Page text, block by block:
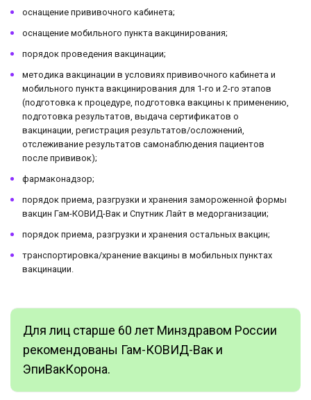
оснащение прививочного кабинета;
оснащение мобильного пункта вакцинирования;
порядок проведения вакцинации;
методика вакцинации в условиях прививочного кабинета и
мобильного пункта вакцинирования для 1-го и 2-го этапов
(подготовка к процедуре, подготовка вакцины к применению,
подготовка результатов, выдача сертификатов о
вакцинации, регистрация результатов/осложнений,
отслеживание результатов самонаблюдения пациентов
после прививок);
фармаконадзор;
порядок приема, разгрузки и хранения замороженной формы
вакцин Гам-КОВИД-Вак и Спутник Лайт в медорганизации;
порядок приема, разгрузки и хранения остальных вакцин;
транспортировка/хранение вакцины в мобильных пунктах
вакцинации.
Для лиц старше 60 лет Минздравом России
рекомендованы Гам-КОВИД-Вак и
ЭпиВакКорона.